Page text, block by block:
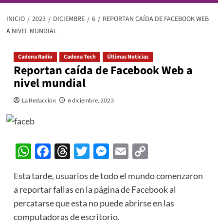
INICIO 2023 DICIEMBRE 6
REPORTAN CAÍDA DE FACEBOOK WEB
A NIVEL MUNDIAL
Cadena Radio Cadena Tech Últimas Noticias
Reportan caída de Facebook Web a
nivel mundial
La Redacción 6 diciembre, 2023
WhatsApp
Facebook
Threads
Twitter
Messenger
EmailCopy
Esta tarde, usuarios de todo el mundo comenzaron
a reportar fallas en la página de Facebook al
percatarse que esta no puede abrirse en las
computadoras de escritorio.